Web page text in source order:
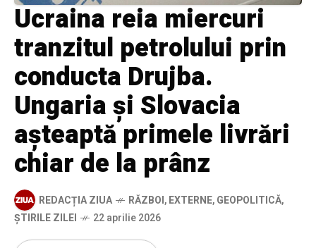
Ucraina reia miercuri
tranzitul petrolului prin
conducta Drujba.
Ungaria și Slovacia
așteaptă primele livrări
chiar de la prânz
REDACȚIA ZIUA RĂZBOI,EXTERNE,GEOPOLITICĂ,
ȘTIRILE ZILEI
22 aprilie 2026